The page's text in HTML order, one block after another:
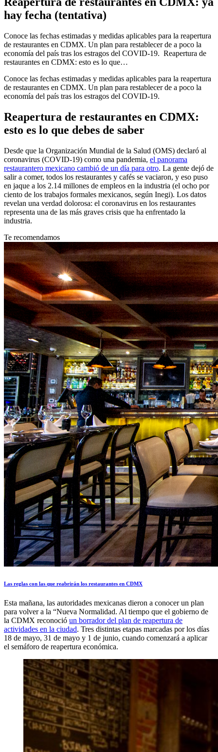
hay fecha (tentativa)
Conoce las fechas estimadas y medidas aplicables para la reapertura
de restaurantes en CDMX. Un plan para restablecer de a poco la
economía del país tras los estragos del COVID-19. Reapertura de
restaurantes en CDMX: esto es lo que…
Conoce las fechas estimadas y medidas aplicables para la reapertura
de restaurantes en CDMX. Un plan para restablecer de a poco la
economía del país tras los estragos del COVID-19.
Reapertura de restaurantes en CDMX:
esto es lo que debes de saber
Desde que la Organización Mundial de la Salud (OMS) declaró al
coronavirus (COVID-19) como una pandemia, el panorama
restaurantero mexicano cambió de un día para otro. La gente dejó de
salir a comer, todos los restaurantes y cafés se vaciaron, y eso puso
en jaque a los 2.14 millones de empleos en la industria (el ocho por
ciento de los trabajos formales mexicanos, según Inegi). Los datos
revelan una verdad dolorosa: el coronavirus en los restaurantes
representa una de las más graves crisis que ha enfrentado la
industria.
Te recomendamos
Las reglas con las que reabrirán los restaurantes en CDMX
Esta mañana, las autoridades mexicanas dieron a conocer un plan
para volver a la “Nueva Normalidad. Al tiempo que el gobierno de
la CDMX reconoció un borrador del plan de reapertura de
actividades en la ciudad. Tres distintas etapas marcadas por los días
18 de mayo, 31 de mayo y 1 de junio, cuando comenzará a aplicar
el semáforo de reapertura económica.